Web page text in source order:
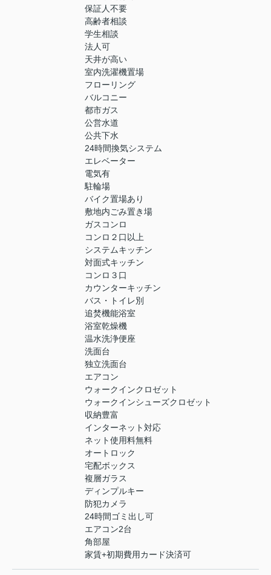
保証人不要
高齢者相談
学生相談
法人可
天井が高い
室内洗濯機置場
フローリング
バルコニー
都市ガス
公営水道
公共下水
24時間換気システム
エレベーター
電気有
駐輪場
バイク置場あり
敷地内ごみ置き場
ガスコンロ
コンロ２口以上
システムキッチン
対面式キッチン
コンロ３口
カウンターキッチン
バス・トイレ別
追焚機能浴室
浴室乾燥機
温水洗浄便座
洗面台
独立洗面台
エアコン
ウォークインクロゼット
ウォークインシューズクロゼット
収納豊富
インターネット対応
ネット使用料無料
オートロック
宅配ボックス
複層ガラス
ディンプルキー
防犯カメラ
24時間ゴミ出し可
エアコン2台
角部屋
家賃+初期費用カード決済可